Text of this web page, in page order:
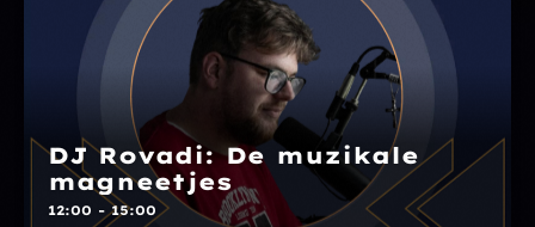
DJ Rovadi: De muzikale
magneetjes
12:00 - 15:00